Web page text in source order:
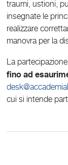
traumi, ustioni,
insegnate le
realizzare
manovra per la
La
fino ad
cui si intende